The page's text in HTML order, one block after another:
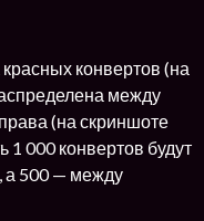
конвертов (на
между
(на скриншоте
1 000 конвертов будут
а 500 — между